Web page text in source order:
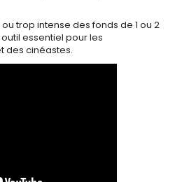
trop intense des fonds de 1 ou 2
essentiel pour les
des cinéastes.